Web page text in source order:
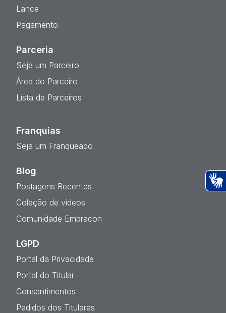
Lance
Pagamento
Parceria
Seja um Parceiro
Área do Parceiro
Lista de Parceiros
Franquias
Seja um Franqueado
Blog
Postagens Recentes
Coleção de vídeos
Comunidade Embracon
LGPD
Portal da Privacidade
Portal do Titular
Consentimentos
Pedidos dos Titulares